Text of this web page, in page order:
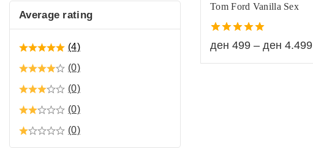
Tom Ford Vanilla Sex
5.00
out of 5
ден 499 – ден 4.499
Average rating
(4)
(0)
(0)
(0)
(0)